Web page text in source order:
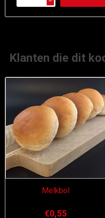
h
Klanten die dit
Melkbol
€0,55